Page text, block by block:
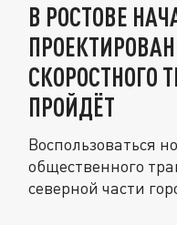
В РОСТОВЕ
СКОРОСТНОГО
ПРОЙДЁТ
Воспользоваться
общественного
северной части